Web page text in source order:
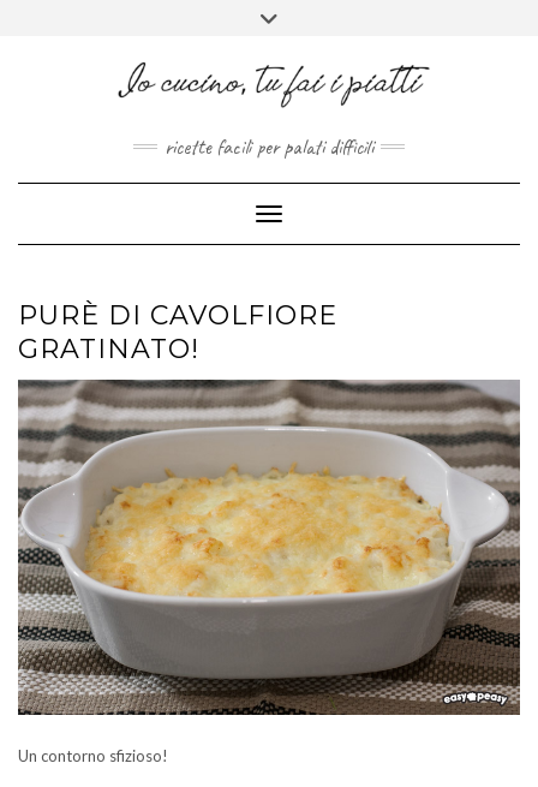
FACEBOOK
PINTEREST
INSTAGRAM
ricette facili per palati difficili
Toggle Navigation
PURÈ DI CAVOLFIORE
GRATINATO!
Un contorno sfizioso!